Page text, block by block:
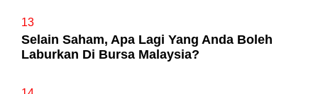
13
Selain Saham, Apa Lagi Yang Anda Boleh
Laburkan Di Bursa Malaysia?